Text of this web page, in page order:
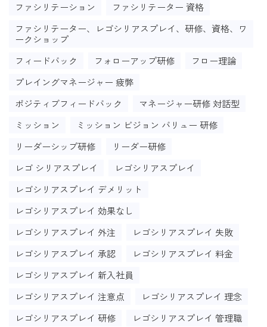
ファシリテーション
ファシリテーター 資格
ファシリテーター、レゴシリアスプレイ、研修、資格、ワ
ークショップ
フィードバック
フォローアップ研修
フロー理論
プレイングマネージャー 疲弊
ポジティブフィードバック
マネージャー研修 対話型
ミッション
ミッション ビジョン バリュー 研修
リーダーシップ研修
リーダー研修
レゴ シリアスプレイ
レゴシリアスプレイ
レゴシリアスプレイ デメリット
レゴシリアスプレイ 効果なし
レゴシリアスプレイ 外注
レゴシリアスプレイ 失敗
レゴシリアスプレイ 承認
レゴシリアスプレイ 料金
レゴシリアスプレイ 新入社員
レゴシリアスプレイ 注意点
レゴシリアスプレイ 理念
レゴシリアスプレイ 研修
レゴシリアスプレイ 管理職